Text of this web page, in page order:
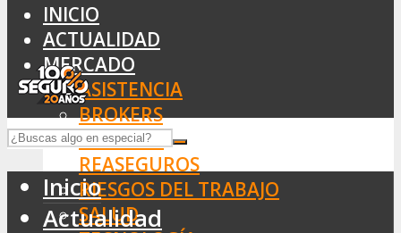
INICIO
ACTUALIDAD
MERCADO
ASISTENCIA
BROKERS
SEGUROS
REASEGUROS
RIESGOS DEL TRABAJO
SALUD
Inicio
Actualidad